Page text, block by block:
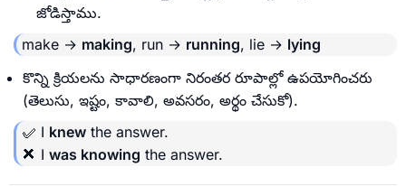
జోడిస్తాము.
make → making, run → running, lie → lying
కొన్ని క్రియలను సాధారణంగా నిరంతర రూపాల్లో ఉపయోగించరు
(తెలుసు, ఇష్టం, కావాలి, అవసరం, అర్థం చేసుకో).
✅ I knew the answer.
❌ I was knowing the answer.